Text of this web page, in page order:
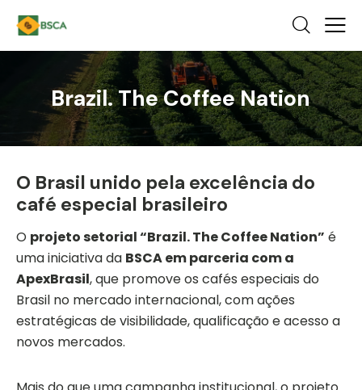
Brazil. The Coffee Nation
O Brasil unido pela excelência do
café especial brasileiro
O projeto setorial “Brazil. The Coffee Nation” é
uma iniciativa da BSCA em parceria com a
ApexBrasil, que promove os cafés especiais do
Brasil no mercado internacional, com ações
estratégicas de visibilidade, qualificação e acesso a
novos mercados.